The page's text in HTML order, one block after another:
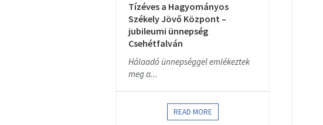
Tízéves a Hagyományos
Székely Jövő Központ –
jubileumi ünnepség
Csehétfalván
Hálaadó ünnepséggel emlékeztek
meg a...
READ MORE